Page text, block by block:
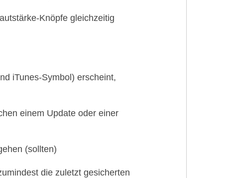
Knöpfe gleichzeitig
iTunes-Symbol) erscheint,
einem Update oder einer
(sollten)
die zuletzt gesicherten